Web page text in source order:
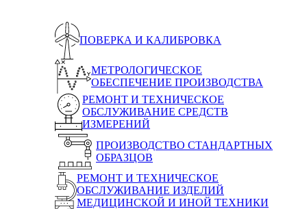
ПОВЕРКА И КАЛИБРОВКА
МЕТРОЛОГИЧЕСКОЕ
ОБЕСПЕЧЕНИЕ ПРОИЗВОДСТВА
РЕМОНТ И ТЕХНИЧЕСКОЕ
ОБСЛУЖИВАНИЕ СРЕДСТВ
ИЗМЕРЕНИЙ
ПРОИЗВОДСТВО СТАНДАРТНЫХ
ОБРАЗЦОВ
РЕМОНТ И ТЕХНИЧЕСКОЕ
ОБСЛУЖИВАНИЕ ИЗДЕЛИЙ
МЕДИЦИНСКОЙ И ИНОЙ ТЕХНИКИ